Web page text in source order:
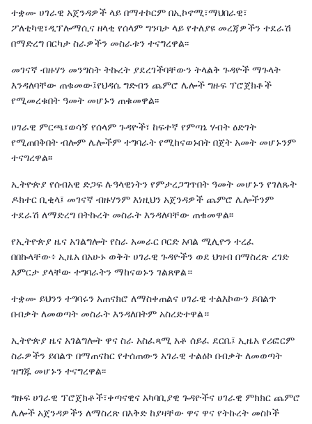
ተቋሙ ሀገራዊ አጀንዳዎች ላይ በማተኮርም በኢኮኖሚ፣ማህበራዊ፣
ፖለቲካዊ፣ዲፕሎማሲና ዘላቂ የሰላም ግንባታ ላይ የተለያዩ መረጃዎችን ተደራሽ
በማድረግ በርካታ ስራዎችን መስራቱን ተናግረዋል፡፡
መገናኛ ብዙሃን መንግስት ትኩረት ያደረገችባቸውን ትላልቅ ጉዳዮች ማጉላት
እንዳለባቸው ጠቁመው፤የህዳሴ ግድብን ጨምሮ ሌሎች ግዙፍ ፕሮጀክቶች
የሚመረቁበት ዓመት መሆኑን ጠቁመዋል፡፡
ሀገራዊ ምርጫ፣ወሳኝ የሰላም ጉዳዮች፣ ከፍተኛ የምጣኔ ሃብት ዕድገት
የሚጠበቅበት ብሎም ሌሎችም ተግባራት የሚከናወኑበት በጀት አመት መሆኑንም
ተናግረዋል፡፡
ኢትዮጵያ የሰብአዊ ድጋፍ ሉዓላዊነትን የምታረጋግጥበት ዓመት መሆኑን የገለጹት
ዶክተር ቢቂላ፤ መገናኛ ብዙሃንም እነዚህን አጀንዳዎች ጨምሮ ሌሎችንም
ተደራሽ ለማድረግ በትኩረት መስራት እንዳለባቸው ጠቁመዋል፡፡
የኢትዮጵያ ዜና አገልግሎት የስራ አመራር ቦርድ አባል ሚሊዮን ተረፈ
በበኩላቸው፥ ኢዜአ በአሁኑ ወቅት ሀገራዊ ጉዳዮችን ወደ ህዝብ በማስረጽ ረገድ
እምርታ ያላቸው ተግባራትን ማከናወኑን ገልጸዋል።
ተቋሙ ይህንን ተግባሩን አጠናክሮ ለማስቀጠልና ሀገራዊ ተልእኮውን ይበልጥ
በብቃት ለመወጣት መስራት እንዳለበትም አስረድተዋል።
ኢትዮጵያ ዜና አገልግሎት ዋና ስራ አስፈጻሚ አቶ ሰይፈ ደርቤ፤ ኢዜአ የሪፎርም
ስራዎችን ይበልጥ በማጠናከር የተሰጠውን አገራዊ ተልዕኮ በብቃት ለመወጣት
ዝግጁ መሆኑን ተናግረዋል፡፡
ግዙፍ ሀገራዊ ፕሮጀክቶች፣ቀጣናዊና አካባቢያዊ ጉዳዮችና ሀገራዊ ምክክር ጨምሮ
ሌሎች አጀንዳዎችን ለማስረጽ በእቅድ ከያዛቸው ዋና ዋና የትኩረት መስኮች